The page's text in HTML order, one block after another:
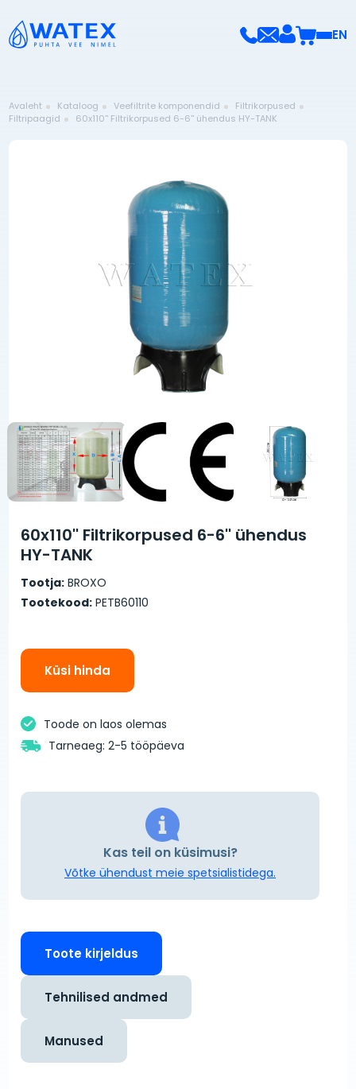
EN
Avaleht Kataloog Veefiltrite komponendid
Filtrikorpused
Filtripaagid
60x110'' Filtrikorpused 6-6'' ühendus HY-TANK
60x110'' Filtrikorpused 6-6'' ühendus
HY-TANK
Tootja: BROXO
Tootekood: PETB60110
Küsi hinda
Toode on laos olemas
Tarneaeg: 2-5 tööpäeva
Kas teil on küsimusi?
Võtke ühendust meie spetsialistidega.
Toote kirjeldus
Tehnilised andmed
Manused